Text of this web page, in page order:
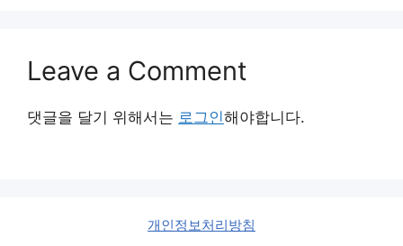
Leave a Comment
댓글을 달기 위해서는 로그인해야합니다.
개인정보처리방침